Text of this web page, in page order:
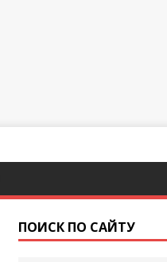
ПОИСК ПО САЙТУ